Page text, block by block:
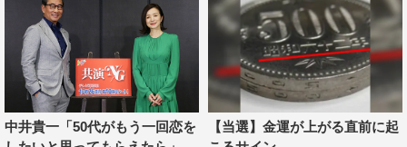
中井貴一「50代がもう一回恋を
【当選】金運が上がる直前に起